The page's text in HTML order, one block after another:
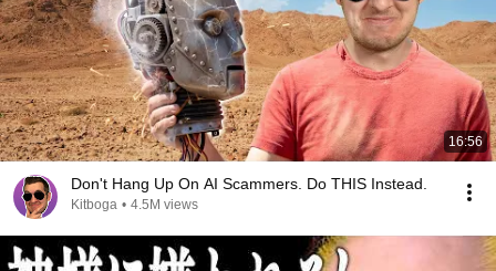
16:56
Don't Hang Up On AI Scammers. Do THIS Instead.
Kitboga • 4.5M views